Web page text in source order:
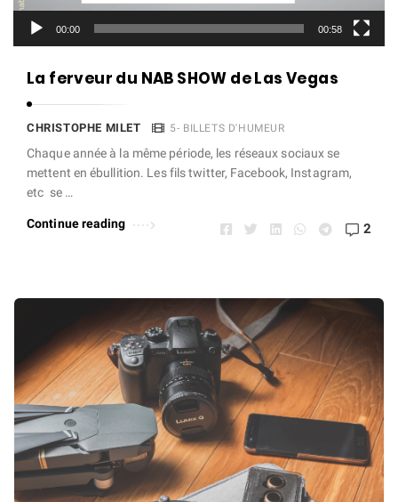
00:00 00:58
La ferveur du NAB SHOW de Las Vegas
CHRISTOPHE MILET 5- BILLETS D'HUMEUR
Chaque année à la même période, les réseaux sociaux se
mettent en ébullition. Les fils twitter, Facebook, Instagram,
etc se …
Continue reading 2